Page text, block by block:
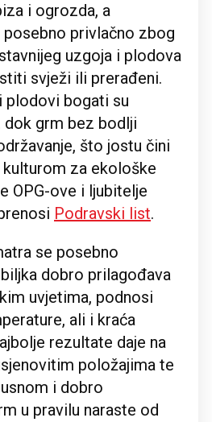
i ogrozda, a
privlačno zbog
uzgoja i plodova
svježi ili prerađeni.
plodovi bogati su
dok grm bez bodlji
što jostu čini
za ekološke
OPG-ove i ljubitelje
Podravski list.
se posebno
dobro prilagođava
uvjetima, podnosi
ali i kraća
rezultate daje na
položajima te
i dobro
u pravilu naraste od